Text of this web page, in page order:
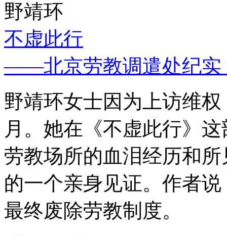
野靖环
不虚此行
——北京劳教调遣处纪实
野靖环女士因为上访维
月。她在《不虚此行》
劳教场所的血泪经历和
的一个亲身见证。作者
最终废除劳教制度。